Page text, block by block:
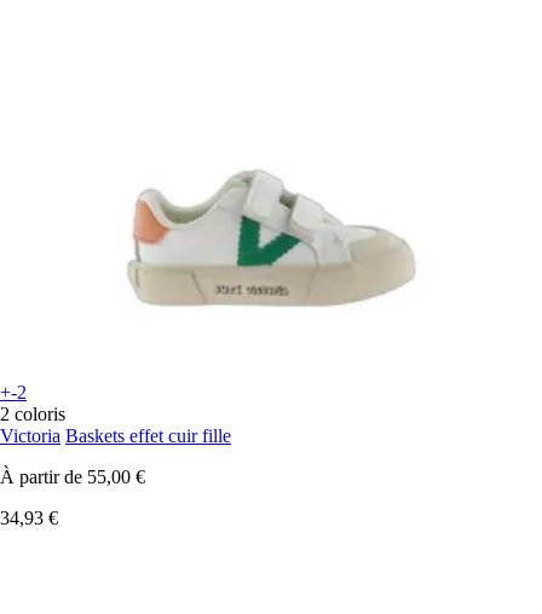
+-2
2 coloris
Victoria Baskets effet cuir fille
À partir de 55,00 €
34,93 €